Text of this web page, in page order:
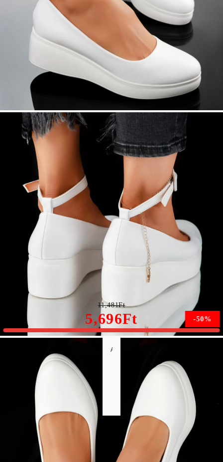
Alkalmi cipő Fehér Aimee #8960M
-50%
5,696Ft
11,481Ft
A méret nem érhető el
Szólj, ha elérhető lesz